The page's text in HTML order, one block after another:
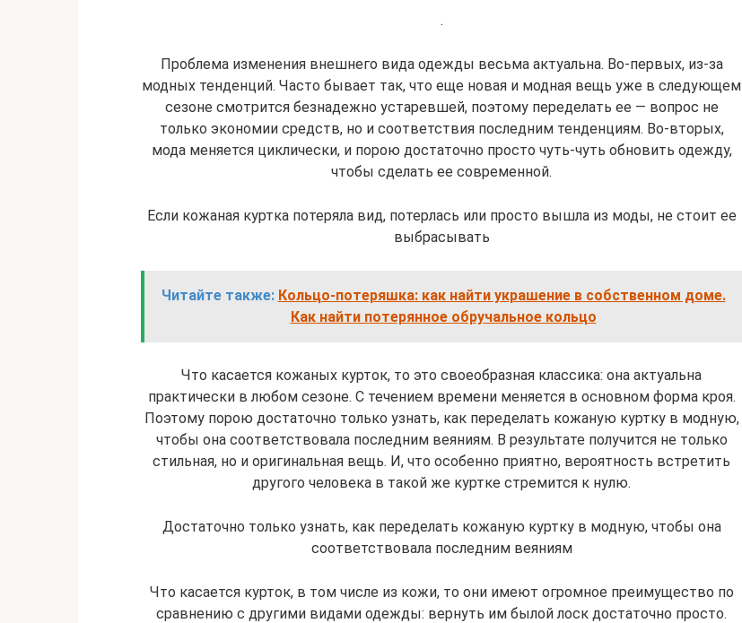
.
Проблема изменения внешнего вида одежды весьма актуальна. Во-первых, из-за
модных тенденций. Часто бывает так, что еще новая и модная вещь уже в следующем
сезоне смотрится безнадежно устаревшей, поэтому переделать ее — вопрос не
только экономии средств, но и соответствия последним тенденциям. Во-вторых,
мода меняется циклически, и порою достаточно просто чуть-чуть обновить одежду,
чтобы сделать ее современной.
Если кожаная куртка потеряла вид, потерлась или просто вышла из моды, не стоит ее
выбрасывать
Читайте также: Кольцо-потеряшка: как найти украшение в собственном доме.
Как найти потерянное обручальное кольцо
Что касается кожаных курток, то это своеобразная классика: она актуальна
практически в любом сезоне. С течением времени меняется в основном форма кроя.
Поэтому порою достаточно только узнать, как переделать кожаную куртку в модную,
чтобы она соответствовала последним веяниям. В результате получится не только
стильная, но и оригинальная вещь. И, что особенно приятно, вероятность встретить
другого человека в такой же куртке стремится к нулю.
Достаточно только узнать, как переделать кожаную куртку в модную, чтобы она
соответствовала последним веяниям
Что касается курток, в том числе из кожи, то они имеют огромное преимущество по
сравнению с другими видами одежды: вернуть им былой лоск достаточно просто.